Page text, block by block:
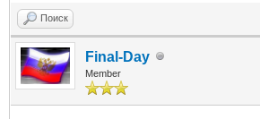
Поиск
Final-Day
Member